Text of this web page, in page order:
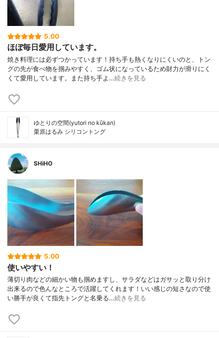
5.00
ほぼ毎日愛用しています。
焼き料理には必ずつかっています！持ち手も熱くなりにくいのと、トン
グの先が食べ物を掴みやすく、ゴム状になっているため財力が滑りにく
くて愛用しています。また持ち手よ…続きを見る
ゆとりの空間(yutori no kūkan)
栗原はるみ シリコントング
SHiHO
5.00
使いやすい！
薄切り肉などの細かい物も掴めますし、サラダなどはガサッと取り分け
出来るので色んなところで活躍してくれます！いい感じの短さなので使
い勝手が良くて指先トングと名乗る…続きを見る